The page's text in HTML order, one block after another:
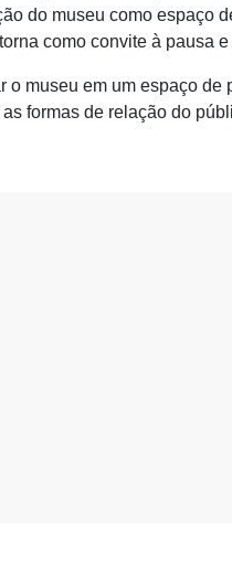
do museu como espaço
como convite à pausa e
o museu em um espaço de
formas de relação do